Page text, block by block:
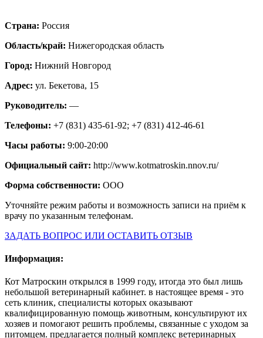
Страна: Россия
Область/край: Нижегородская область
Город: Нижний Новгород
Адрес: ул. Бекетова, 15
Руководитель: —
Телефоны: +7 (831) 435-61-92; +7 (831) 412-46-61
Часы работы: 9:00-20:00
Официальный сайт: http://www.kotmatroskin.nnov.ru/
Форма собственности: ООО
Уточняйте режим работы и возможность записи на приём к
врачу по указанным телефонам.
ЗАДАТЬ ВОПРОС ИЛИ ОСТАВИТЬ ОТЗЫВ
Информация:
Кот Матроскин открылся в 1999 году, итогда это был лишь
небольшой ветеринарный кабинет. в настоящее время - это
сеть клиник, специалисты которых оказывают
квалифицированную помощь животным, консультируют их
хозяев и помогают решить проблемы, связанные с уходом за
питомцем. предлагается полный комплекс ветеринарных